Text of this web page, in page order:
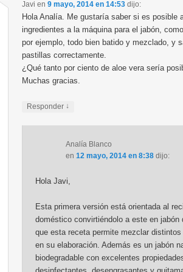
Javi en 9 mayo, 2014 en 14:53 dijo:
Hola Analía. Me gustaría saber si es posible
ingredientes a la máquina para el jabón,
por ejemplo, todo bien batido y mezclado, y
pastillas correctamente.
¿Qué tanto por ciento de aloe vera sería
Muchas gracias.
Responder ↓
Analía Blanco
en 12 mayo, 2014 en 8:38 dijo:
Hola Javi,
Esta primera versión está orientada al
doméstico convirtiéndolo a este en jabón
que esta receta permite mezclar
en su elaboración. Además es un jabón
biodegradable con excelentes